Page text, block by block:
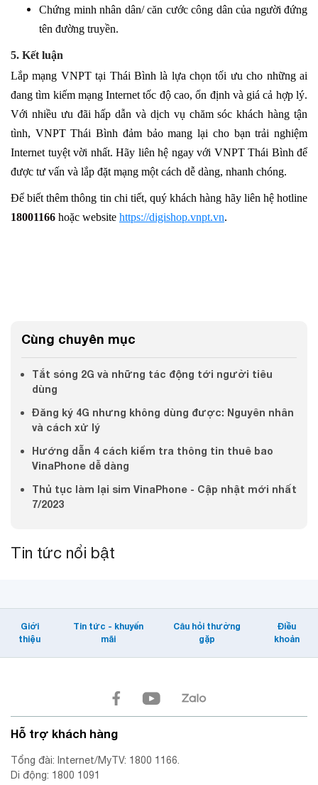
Chứng minh nhân dân/ căn cước công dân của người đứng
tên đường truyền.
5. Kết luận
Lắp mạng VNPT tại Thái Bình là lựa chọn tối ưu cho những ai
đang tìm kiếm mạng Internet tốc độ cao, ổn định và giá cả hợp lý.
Với nhiều ưu đãi hấp dẫn và dịch vụ chăm sóc khách hàng tận
tình, VNPT Thái Bình đảm bảo mang lại cho bạn trải nghiệm
Internet tuyệt vời nhất. Hãy liên hệ ngay với VNPT Thái Bình để
được tư vấn và lắp đặt mạng một cách dễ dàng, nhanh chóng.
Để biết thêm thông tin chi tiết, quý khách hàng hãy liên hệ hotline
18001166 hoặc website https://digishop.vnpt.vn.
Cùng chuyên mục
Tắt sóng 2G và những tác động tới người tiêu
dùng
Đăng ký 4G nhưng không dùng được: Nguyên nhân
và cách xử lý
Hướng dẫn 4 cách kiểm tra thông tin thuê bao
VinaPhone dễ dàng
Thủ tục làm lại sim VinaPhone - Cập nhật mới nhất
7/2023
Tin tức nổi bật
Giới
thiệu
Tin tức - khuyến
mãi
Câu hỏi thường
gặp
Điều
khoản
Hỗ trợ khách hàng
Tổng đài: Internet/MyTV: 1800 1166.
Di động: 1800 1091